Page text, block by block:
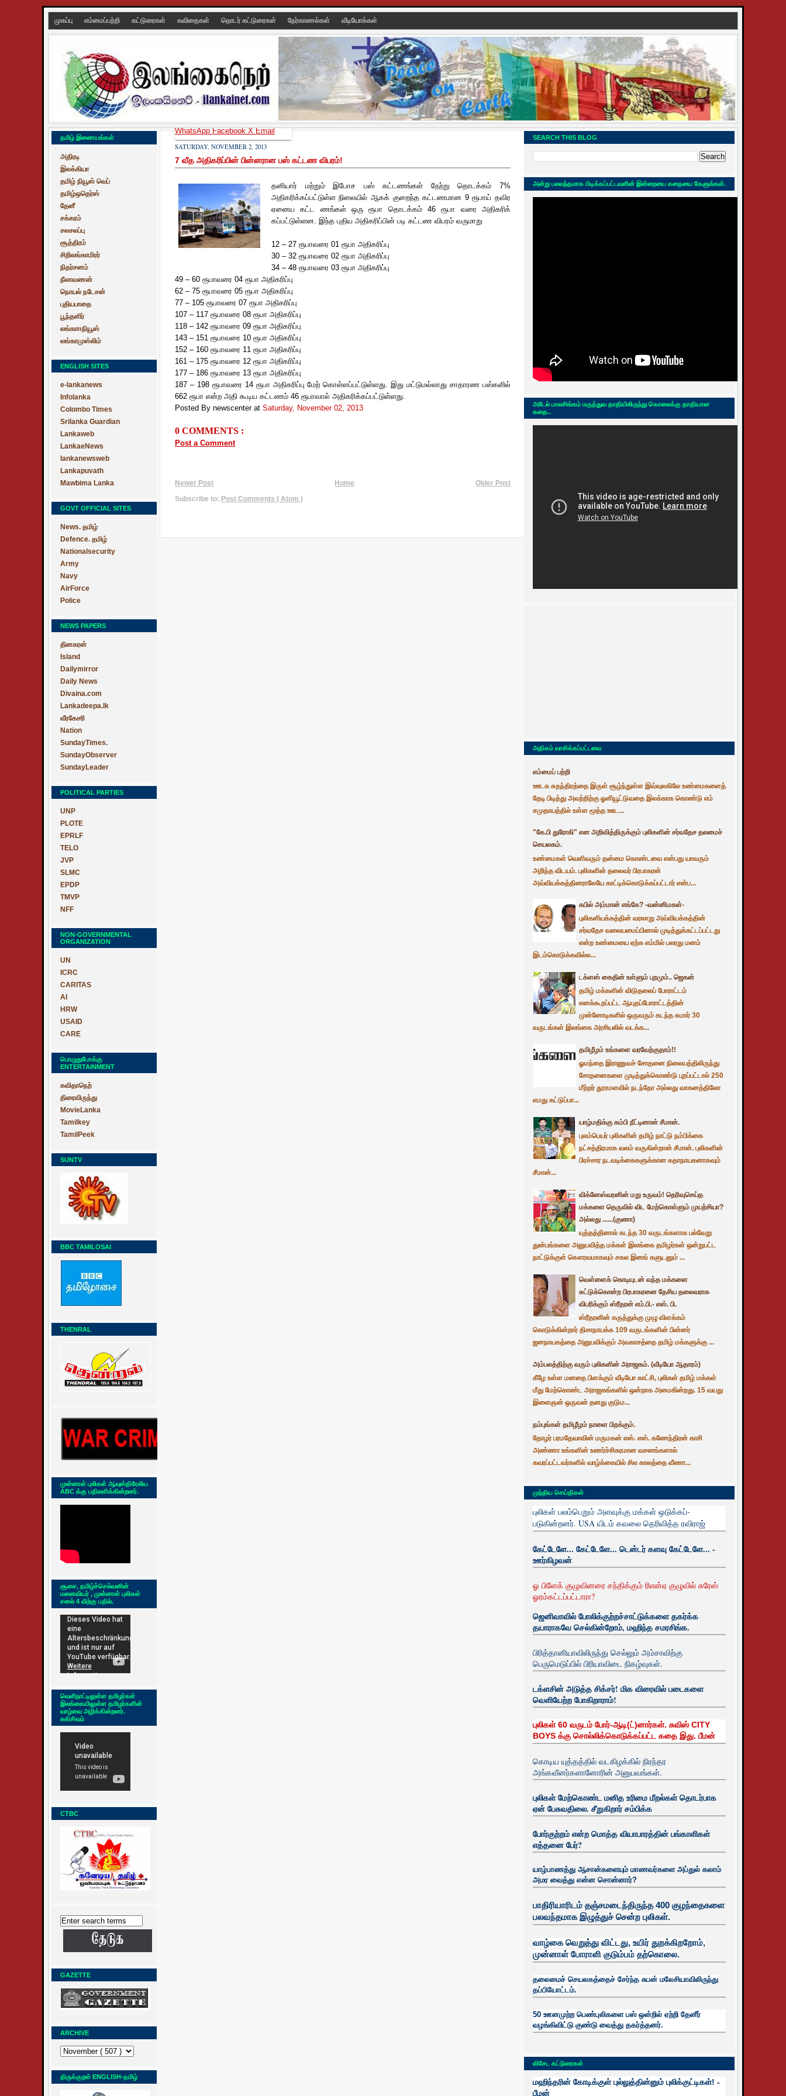
முகப்பு எம்மைப்பற்றி கட்டுரைகள் கவிதைகள் தொடர் கட்டுரைகள் நேர்காணல்கள் வீடியோக்கள்
தமிழ் இணையங்கள்
அதிரடி
இலக்கியா
தமிழ் நியூஸ் வெப்
தமிழ்ஒதெர்ஸ்
தேனீ
சக்கரம்
சலசலப்பு
சூத்திரம்
சிறிலங்காமிரர்
நிதர்சனம்
நீலாவணன்
நொயல் நடேசன்
புதியபாதை
பூந்தளிர்
லங்காஈநியூஸ்
லங்காமுஸ்லிம்
ENGLISH SITES
e-lankanews
Infolanka
Colombo Times
Srilanka Guardian
Lankaweb
LankaeNews
lankanewsweb
Lankapuvath
Mawbima Lanka
GOVT OFFICIAL SITES
News. தமிழ்
Defence. தமிழ்
Nationalsecurity
Army
Navy
AirForce
Police
NEWS PAPERS
தினகரன்
Island
Dailymirror
Daily News
Divaina.com
Lankadeepa.lk
வீரகேசரி
Nation
SundayTimes.
SundayObserver
SundayLeader
POLITICAL PARTIES
UNP
PLOTE
EPRLF
TELO
JVP
SLMC
EPDP
TMVP
NFF
NON-GOVERNMENTAL
ORGANIZATION
UN
ICRC
CARITAS
AI
HRW
USAID
CARE
பொழுதுபோக்கு
ENTERTAINMENT
கவிதாநெற்
திரைவிருந்து
MovieLanka
Tamilkey
TamilPeek
SUNTV
BBC TAMILOSAI
THENRAL
முன்னாள் புலிகள் ஆவுஸ்திரேலிய
ABC க்கு பதிலளிக்கின்றனர்.
சூசை, தமிழ்ச்செல்வனின்
மனைவியர் , முன்னாள் புலிகள்
சனல் 4 விற்கு பதில்.
வெளிநாட்டிலுள்ள தமிழர்கள்
இலங்கையிலுள்ள தமிழர்களின்
வாழ்வை அழிக்கின்றனர்.
சுகிசிவம்
CTBC
GAZETTE
ARCHIVE
திருக்குறள் ENGLISH-தமிழ்
SATURDAY, NOVEMBER 2, 2013
7 வீத அதிகரிப்பின் பின்னரான பஸ் கட்டண விபரம்!
தனியார் மற்றும் இபோச பஸ் கட்டணங்கள் நேற்று தொடக்கம் 7%
அதிகரிக்கப்பட்டுள்ள நிலையில் ஆகக் குறைந்த கட்டணமான 9 ரூபாய் தவிர
ஏனைய கட்ட ணங்கள் ஒரு ரூபா தொடக்கம் 46 ரூபா வரை அதிகரிக்
கப்பட்டுள்ளன. இந்த புதிய அதிகரிப்பின் படிகட்டண விபரம் வருமாறு
12 – 27 ரூபாவரை 01 ரூபா அதிகரிப்பு
30 – 32 ரூபாவரை 02 ரூபா அதிகரிப்பு
34 – 48 ரூபாவரை 03 ரூபா அதிகரிப்பு
49 – 60 ரூபாவரை 04 ரூபா அதிகரிப்பு
62 – 75 ரூபாவரை 05 ரூபா அதிகரிப்பு
77 – 105 ரூபாவரை 07 ரூபா அதிகரிப்பு
107 – 117 ரூபாவரை 08 ரூபா அதிகரிப்பு
118 – 142 ரூபாவரை 09 ரூபா அதிகரிப்பு
143 – 151 ரூபாவரை 10 ரூபா அதிகரிப்பு
152 – 160 ரூபாவரை 11 ரூபா அதிகரிப்பு
161 – 175 ரூபாவரை 12 ரூபா அதிகரிப்பு
177 – 186 ரூபாவரை 13 ரூபா அதிகரிப்பு
187 – 198 ரூபாவரை 14 ரூபா அதிகரிப்பு மேற் கொள்ளப்பட்டுள்ளது. இது மட்டுமல்லாது சாதாரண பஸ்களில்
662 ரூபா என்ற அதி கூடிய கட்டணம் 46 ரூபாவால் அதிகரிக்கப்பட்டுள்ளது.
Posted By newscenter at Saturday, November 02, 2013
0 COMMENTS :
Post a Comment
Newer Post Older Post
Home
Subscribe to: Post Comments ( Atom )
WhatsAppFacebookXEmail
SEARCH THIS BLOG
அன்று பலவந்தமாக பிடிக்கப்பட்டவளின் இன்றையை கதையை கேளுங்கள்.
அடேல் பாலசிங்கம் மருத்துவ தாதியிலிருந்து கொலைக்கு தாதியான
கதை..
அதிகம் வாசிக்கப்பட்டவை
எம்மைப் பற்றி
ஊடக சுதந்திரத்தை இருள் சூழ்ந்துள்ள இவ்வுலகிலே உண்மைகளைத்
தேடி பிடித்து அவற்றிற்கு ஓளியூட்டுவதை இலக்காக கொண்டு எம்
சமுதாயத்தில் உள்ள மூத்த ஊட...
"கே.பி துரோகி" என அறிவித்திருக்கும் புலிகளின் சர்வதேச தலமைச்
செயலகம்.
உண்மைகள் வெளிவரும் தன்மை கொண்டவை என்பது யாவரும்
அறிந்த விடயம். புலிகளின் தலைவர் பிரபாகரன்
அவ்வியக்கத்தினராலேயே காட்டிக்கொடுக்கப்பட்டார் என்ப...
கபில் அம்மான் எங்கே? -வன்னிமகள்-
புலிகளியக்கத்தின் வரலாறு அவ்வியக்கத்தின்
சர்வதேச வலையமைப்பினால் முடித்துக்கட்டப்பட்டது
என்ற உண்மையை ஏற்க எம்மில் பலரது மனம்
இடம்கொடுக்கவில்ல...
டக்ளஸ் கைதின் உள்ளும் புறமும்.. ஜெகன்
தமிழ் மக்களின் விடுதலைப் போராட்டம்
எனக்கூறப்பட்ட ஆயுதப்போராட்டத்தின்
முன்னோடிகளில் ஒருவரும் கடந்த சுமார் 30
வருடங்கள் இலங்கை அரசியலில் வடக்க...
தமிழீழம் உங்களை வரவேற்குதாம்!!
ஓமந்தை இராணுவச் சோதனை நிலையத்திலிருந்து
சோதனைகளை முடித்துக்கொண்டு புறப்பட்டால் 250
மீற்றர் தூரமளவில் நடந்தோ அல்லது வாகனத்திலோ
எமது கட்டுப்பா...
யாழ்மதிக்கு கம்பி நீட்டினான் சீமான்.
புலம்பெயர் புலிகளின் தமிழ் நாட்டு நம்பிக்கை
நட்சத்திரமாக வலம் வருகின்றான் சீமான். புலிகளின்
பிரச்சார நடவடிக்கைகளுக்கான கதாநாயகனாகவும்
சீமான்...
விக்னேஸ்வரனின் மறு உருவம்! தெரிவுசெய்த
மக்களை தெருவில் விட மேற்கொள்ளும் முயற்சியா?
அல்லது ......(குணா)
யுத்தத்தினால் கடந்த 30 வருடங்களாக பல்வேறு
துன்பங்களை அனுபவித்த மக்கள் இலங்கை தமிழர்கள் ஒன்றுபட்ட
நாட்டுக்குள் கௌரவமாகவும் சகல இனங் களுடனும் ...
வெள்ளைக் கொடியுடன் வந்த மக்களை
சுட்டுக்கொன்ற பிரபாகரனை தேசிய தலைவராக
விபரிக்கும் ஸ்ரீதரன் எம்.பி.- எஸ். பி.
ஸ்ரீதரனின் கருத்துக்கு முழு விளக்கம்
கொடுக்கின்றார் திசாநாயக்க 109 வருடங்களின் பின்னர்
ஜனநாயகத்தை அனுபவிக்கும் அவகாசத்தை தமிழ் மக்களுக்கு ...
அம்பலத்திற்கு வரும் புலிகளின் அராஜகம். (வீடியோ ஆதாரம்)
கீழே உள்ள மனதை பிளக்கும் வீடியோ காட்சி, புலிகள் தமிழ் மக்கள்
மீது மேற்கொண்ட அராஜகங்களில் ஒன்றாக அமைகின்றது. 15 வயது
இளைஞன் ஒருவன் தனது குடும...
நம்புங்கள் தமிழீழம் நாளை பிறக்கும்.
தோழர் பரமதேவாவின் மருமகன் எஸ். எஸ். கணேந்திரன் காசி
அண்ணா உங்களின் உணர்ச்சிகரமான வசனங்களால்
கவரப்பட்டவர்களில் வாழ்க்கையில் சில காலத்தை வீணா...
முந்திய செய்திகள்
புலிகள் பலம்பெறும் அளவுக்கு மக்கள் ஒடுக்கப்-
படுகின்றனர். USA யிடம் கவலை தெரிவித்த ரவிராஜ்
கேட்டேளே... கேட்டேளே... டென்டர் களவு கேட்டேளே... -
ஊர்கிழவன்
ஓ பிளேக் குழுவினரை சந்திக்கும் ரிஎன்ஏ குழுவில் சுரேஸ்
ஓரம்கட்டப்பட்டாரா?
ஜெனிவாவில் போலிக்குற்றச்சாட்டுக்களை தகர்க்க
தயாராகவே செல்கின்றோம், மஹிந்த சமரசிங்க.
பிரித்தானியாவிலிருந்து செல்லும் அம்சாவிற்கு
பெருமெடுப்பில் பிரியாவிடை நிகழ்வுகள்.
டக்ளசின் அடுத்த சிக்சர்! மிக விரைவில் படைகளை
வெளியேற்ற போகிறாராம்!
புலிகள் 60 வருடம் போர்-ஆடி(ட்)னார்கள். சுவிஸ் CITY
BOYS க்கு சொல்லிக்கொடுக்கப்பட்ட கதை இது. பீமன்
கொடிய யுத்தத்தில் வடகிழக்கில் நிரந்தர
அங்கவீனர்களானோரின் அனுபவங்கள்.
புலிகள் மேற்கொண்ட மனித உரிமை மீறல்கள் தொடர்பாக
ஏன் பேசுவதிலை. சீறுகிறார் சம்பிக்க
போர்குற்றம் என்ற மொத்த வியாபாரத்தின் பங்காளிகள்
எத்தனை பேர்?
யாழ்பாணத்து ஆசான்களையும் மாணவர்களை அப்துல் கலாம்
அமர வைத்து என்ன சொன்னார்?
பாதிரியாரிடம் தஞ்சமடைந்திருந்த 400 குழந்தைகளை
பலவந்தமாக இழுத்துச் சென்ற புலிகள்.
வாழ்கை வெறுத்து விட்டது, உயிர் துறக்கிறறோம்,
முன்னாள் போராளி குடும்பம் தற்கொலை.
தலைமைச் செயலகத்தைச் சேர்ந்த சுபன் மலேசியாவிலிருந்து
தப்பியோட்டம்.
50 ஊனமுற்ற பெண்புலிகளை பஸ் ஒன்றில் ஏற்றி தேனீர்
வழங்கிவிட்டு குண்டு வைத்து தகர்த்தனர்.
விசேட கட்டுரைகள்
மஹிந்தரின் கோடிக்குள் புல்லுத்தின்னும் புலிக்குட்டிகள்! -
பீமன்